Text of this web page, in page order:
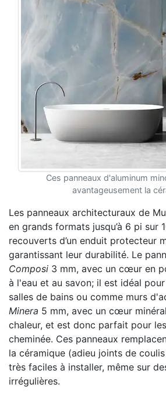
Ces panneaux d'aluminum
avantageusement la
Les panneaux architecturaux de
en grands formats jusqu’à 6 pi sur
recouverts d’un enduit protecteur
garantissant leur durabilité. Le
Composi 3 mm, avec un cœur en
à l'eau et au savon; il est idéal
salles de bains ou comme murs
Minera 5 mm, avec un cœur
chaleur, et est donc parfait pour
cheminée. Ces panneaux
la céramique (adieu joints de
très faciles à installer, même sur
irrégulières.